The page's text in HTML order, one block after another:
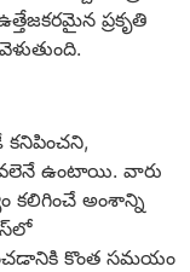
ప్రకృతి
వలెనే ఉంటాయి. వారు
కలిగించే అంశాన్ని
కొంత సమయం